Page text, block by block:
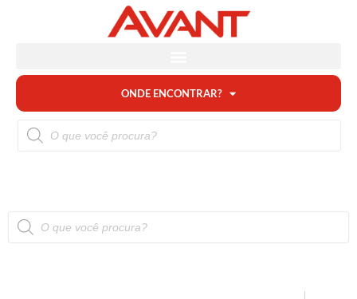
ONDE ENCONTRAR?